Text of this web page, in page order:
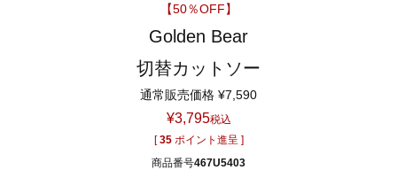
【50％OFF】
Golden Bear
切替カットソー
通常販売価格 ¥7,590
¥3,795税込
[ 35 ポイント進呈 ]
商品番号467U5403